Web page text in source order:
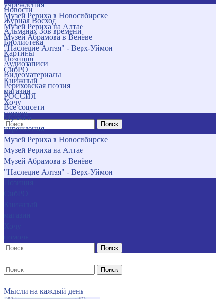
учреждения
Музей Рериха в Новосибирске
Музей Рериха на Алтае
Музей Абрамова в Венёве
"Наследие Алтая" - Верх-Уймон
Позиция
СибРО
Книжный
магазин
Хочу
помочь
Поиск
Новости
Журнал Восход
Альманах Зов времени
Библиотека
Картины
Аудиозаписи
Видеоматериалы
Рериховская поэзия
РОССИЯ
Все соцсети
Музеи и
учреждения
Музей Рериха в Новосибирске
Музей Рериха на Алтае
Музей Абрамова в Венёве
"Наследие Алтая" - Верх-Уймон
Поиск
Поиск
Мысли на каждый день